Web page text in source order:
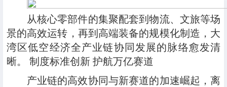
从核心零部件的集聚配套到物流、文旅等场
景的高效运转，再到高端装备的规模化制造，大
湾区低空经济全产业链协同发展的脉络愈发清
晰。 制度标准创新 护航万亿赛道
产业链的高效协同与新赛道的加速崛起，离